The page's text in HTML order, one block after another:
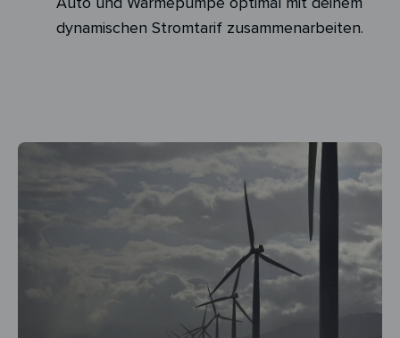
dynamischen Stromtarif zusammenarbeiten.